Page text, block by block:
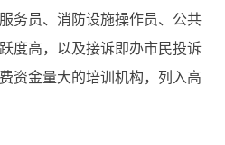
务员、消防设施操作员、公共
度高，以及接诉即办市民投诉
资金量大的培训机构，列入高